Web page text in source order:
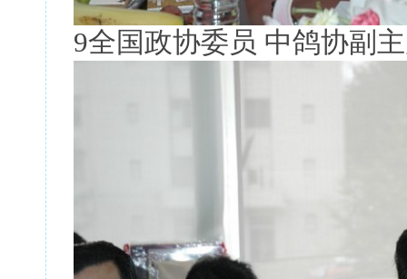
9全国政协委员 中鸽协副